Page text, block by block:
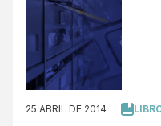
25 ABRIL DE 2014